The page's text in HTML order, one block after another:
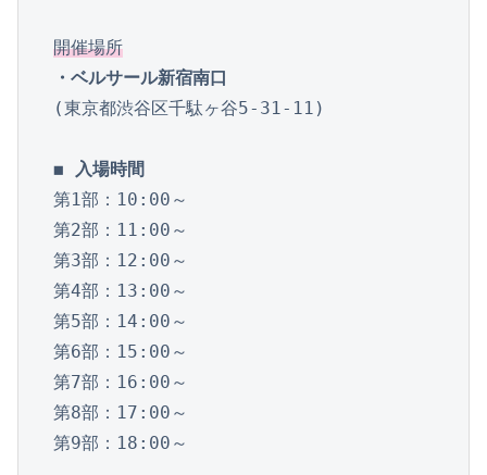
開催場所
・ベルサール新宿南口
(東京都渋谷区千駄ヶ谷5-31-11)
◼︎ 入場時間
第1部：10:00～
第2部：11:00～
第3部：12:00～
第4部：13:00～
第5部：14:00～
第6部：15:00～
第7部：16:00～
第8部：17:00～
第9部：18:00～